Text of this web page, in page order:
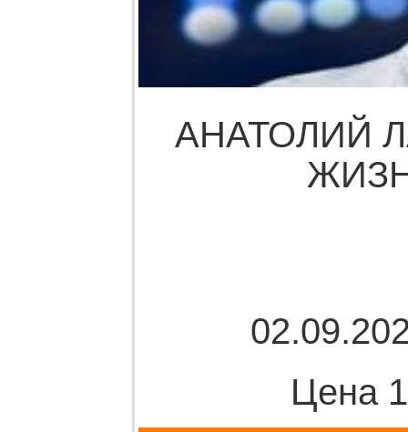
АНАТОЛИЙ
Цена